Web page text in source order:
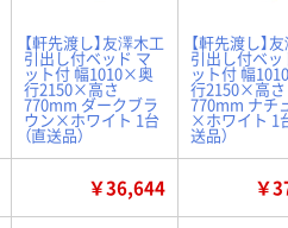
【軒先渡し】友澤木工
引出し付ベッド マ
ット付 幅1010×奥
行2150×高さ
770mm ダークブラ
ウン×ホワイト 1台
（直送品）
【軒先渡し】
引出し付ベッ
ット付 幅
行2150×高さ
770mm ナチ
×ホワイト 1
送品）
￥36,644 ￥